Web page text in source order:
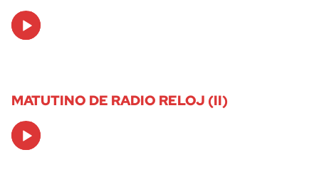
Audio
Player
MATUTINO DE RADIO RELOJ (II)
Audio
Player